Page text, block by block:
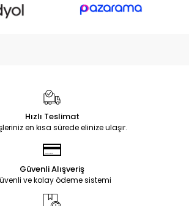
Hızlı Teslimat
en kısa sürede elinize ulaşır.
Güvenli Alışveriş
ve kolay ödeme sistemi